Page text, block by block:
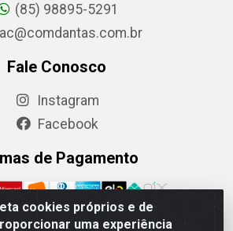
cookies próprios e de
uma experiência
(85) 98895-5291
Fale Conosco
Instagram
Facebook
de Pagamento